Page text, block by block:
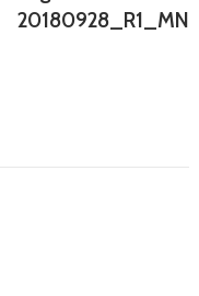
20180928_R1_MN